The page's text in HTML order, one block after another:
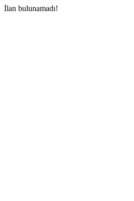
İlan bulunamadı!